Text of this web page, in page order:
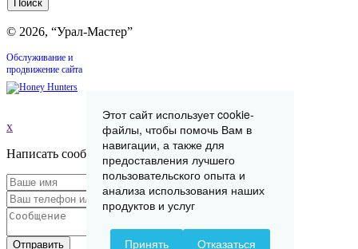
© 2026, “Урал-Мастер”
Обслуживание и
продвижение сайта
x
Написать сообщение
Отправить
Этот сайт использует cookie-
файлы, чтобы помочь Вам в
навигации, а также для
предоставления лучшего
пользовательского опыта и
анализа использования наших
продуктов и услуг
Принять Отказаться